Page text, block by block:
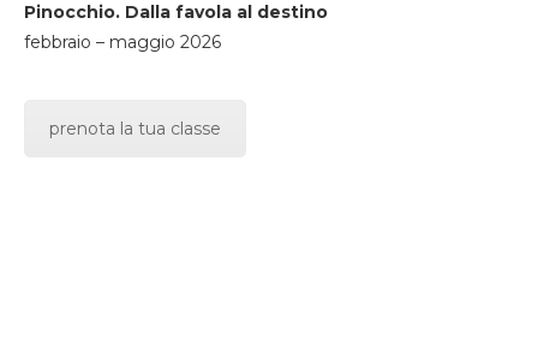
Pinocchio. Dalla favola al destino
febbraio – maggio 2026
prenota la tua classe